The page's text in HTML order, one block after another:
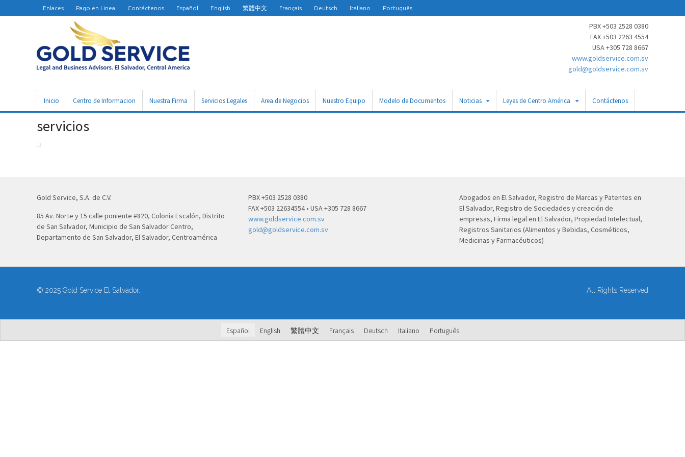
Enlaces Pago en Linea Contáctenos Español English 繁體中文 Français Deutsch Italiano Português
PBX +503 2528 0380
FAX +503 2263 4554
USA +305 728 8667
www.goldservice.com.sv
gold@goldservice.com.sv
Inicio Centro de Informacion Nuestra Firma Servicios Legales Area de Negocios Nuestro Equipo Modelo de Documentos Noticias Leyes de Centro América Contáctenos
servicios
Gold Service, S.A. de C.V.
85 Av. Norte y 15 calle poniente #820, Colonia Escalón, Distrito
de San Salvador, Municipio de San Salvador Centro,
Departamento de San Salvador, El Salvador, Centroamérica
PBX +503 2528 0380
FAX +503 22634554 • USA +305 728 8667
www.goldservice.com.sv
gold@goldservice.com.sv
Abogados en El Salvador, Registro de Marcas y Patentes en
El Salvador, Registro de Sociedades y creación de
empresas, Firma legal en El Salvador, Propiedad Intelectual,
Registros Sanitarios (Alimentos y Bebidas, Cosméticos,
Medicinas y Farmacéuticos)
© 2025 Gold Service El Salvador. All Rights Reserved
Español English 繁體中文 Français Deutsch Italiano Português